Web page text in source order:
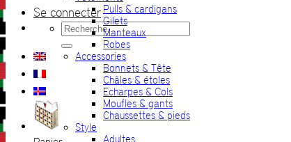
Se connecter
Recherche
pour :
Pulls & cardigans
Gilets
Manteaux
Robes
Accessories
Bonnets & Tête
Châles & étoles
Echarpes & Cols
Moufles & gants
Chaussettes & pieds
Style
Adultes